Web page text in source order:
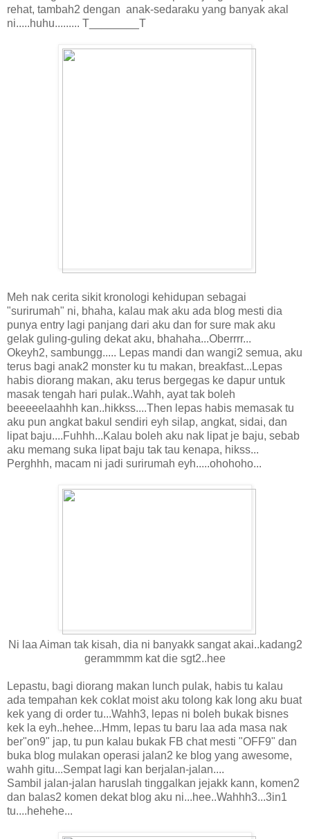
rehat, tambah2 dengan anak-sedaraku yang banyak akal
ni.....huhu......... T________T
Meh nak cerita sikit kronologi kehidupan sebagai
"surirumah" ni, bhaha, kalau mak aku ada blog mesti dia
punya entry lagi panjang dari aku dan for sure mak aku
gelak guling-guling dekat aku, bhahaha...Oberrrr...
Okeyh2, sambungg..... Lepas mandi dan wangi2 semua, aku
terus bagi anak2 monster ku tu makan, breakfast...Lepas
habis diorang makan, aku terus bergegas ke dapur untuk
masak tengah hari pulak..Wahh, ayat tak boleh
beeeeelaahhh kan..hikkss....Then lepas habis memasak tu
aku pun angkat bakul sendiri eyh silap, angkat, sidai, dan
lipat baju....Fuhhh...Kalau boleh aku nak lipat je baju, sebab
aku memang suka lipat baju tak tau kenapa, hikss...
Perghhh, macam ni jadi surirumah eyh.....ohohoho...
Ni laa Aiman tak kisah, dia ni banyakk sangat akai..kadang2
gerammmm kat die sgt2..hee
Lepastu, bagi diorang makan lunch pulak, habis tu kalau
ada tempahan kek coklat moist aku tolong kak long aku buat
kek yang di order tu...Wahh3, lepas ni boleh bukak bisnes
kek la eyh..hehee...Hmm, lepas tu baru laa ada masa nak
ber"on9" jap, tu pun kalau bukak FB chat mesti "OFF9" dan
buka blog mulakan operasi jalan2 ke blog yang awesome,
wahh gitu...Sempat lagi kan berjalan-jalan....
Sambil jalan-jalan haruslah tinggalkan jejakk kann, komen2
dan balas2 komen dekat blog aku ni...hee..Wahhh3...3in1
tu....hehehe...